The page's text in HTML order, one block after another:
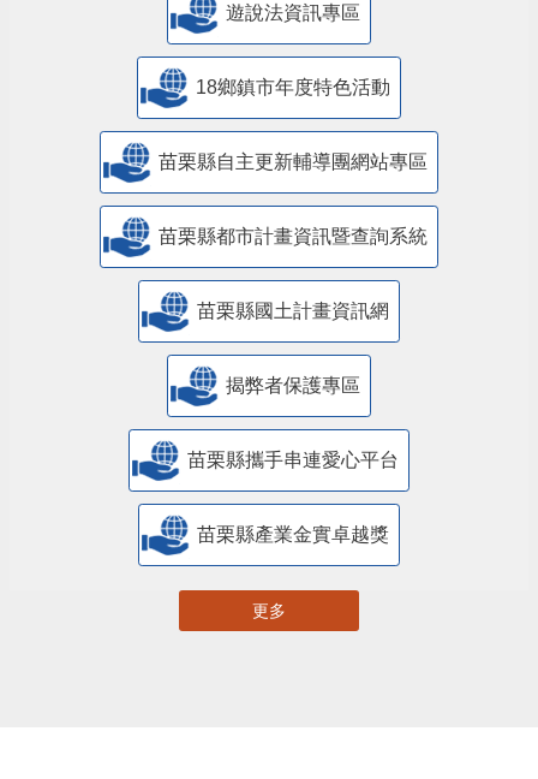
遊說法資訊專區
18鄉鎮市年度特色活動
苗栗縣自主更新輔導團網站專區
苗栗縣都市計畫資訊暨查詢系統
苗栗縣國土計畫資訊網
揭弊者保護專區
苗栗縣攜手串連愛心平台
苗栗縣產業金實卓越獎
更多